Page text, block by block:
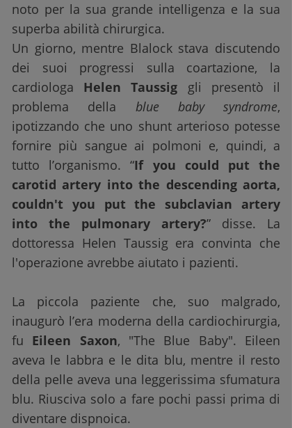
noto per la sua grande intelligenza e la sua
superba abilità chirurgica.
Un giorno, mentre Blalock stava discutendo
dei suoi progressi sulla coartazione, la
cardiologa Helen Taussig gli presentò il
problema della blue baby syndrome,
ipotizzando che uno shunt arterioso potesse
fornire più sangue ai polmoni e, quindi, a
tutto l’organismo. “If you could put the
carotid artery into the descending aorta,
couldn't you put the subclavian artery
into the pulmonary artery?” disse. La
dottoressa Helen Taussig era convinta che
l'operazione avrebbe aiutato i pazienti.
La piccola paziente che, suo malgrado,
inaugurò l’era moderna della cardiochirurgia,
fu Eileen Saxon, "The Blue Baby". Eileen
aveva le labbra e le dita blu, mentre il resto
della pelle aveva una leggerissima sfumatura
blu. Riusciva solo a fare pochi passi prima di
diventare dispnoica.